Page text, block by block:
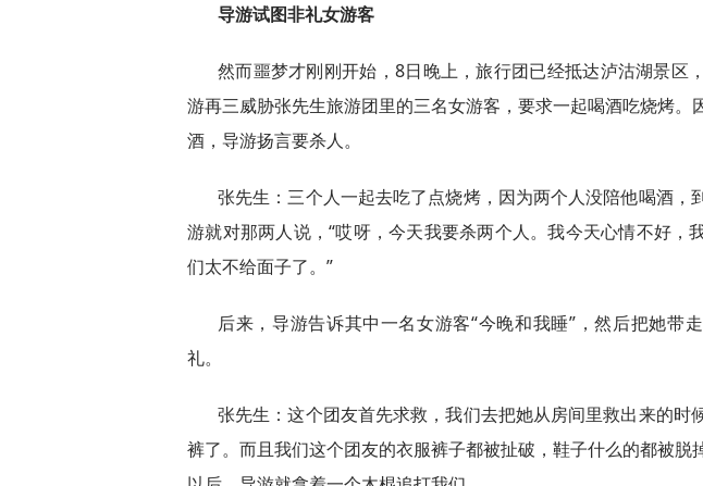
导游试图非礼女游客
然而噩梦才刚刚开始，8日晚上，旅行团已经抵达泸沽湖景区
游再三威胁张先生旅游团里的三名女游客，要求一起喝酒吃烧烤。
酒，导游扬言要杀人。
张先生：三个人一起去吃了点烧烤，因为两个人没陪他喝酒，
游就对那两人说，“哎呀，今天我要杀两个人。我今天心情不好，
们太不给面子了。”
后来，导游告诉其中一名女游客“今晚和我睡”，然后把她带
礼。
张先生：这个团友首先求救，我们去把她从房间里救出来的时
裤了。而且我们这个团友的衣服裤子都被扯破，鞋子什么的都被脱